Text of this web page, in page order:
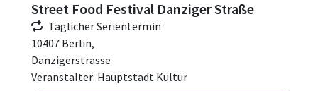
Street Food Festival Danziger Straße
Täglicher Serientermin
10407 Berlin,
Danzigerstrasse
Veranstalter: Hauptstadt Kultur